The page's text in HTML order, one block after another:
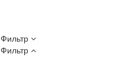
Фильтр
Фильтр